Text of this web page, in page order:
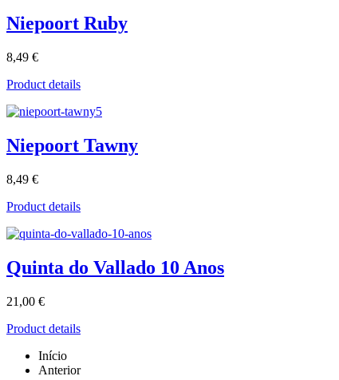
Niepoort Ruby
8,49 €
Product details
Niepoort Tawny
8,49 €
Product details
Quinta do Vallado 10 Anos
21,00 €
Product details
Início
Anterior